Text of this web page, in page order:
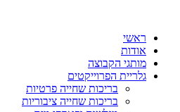
ראשי
אודות
מותגי הקבוצה
גלריית הפרוייקטים
בריכות שחייה פרטיות
בריכות שחייה ציבוריות